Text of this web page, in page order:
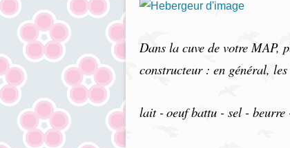
Dans la cuve de votre MAP,
constructeur : en général,
lait -oeuf battu - sel - beurre